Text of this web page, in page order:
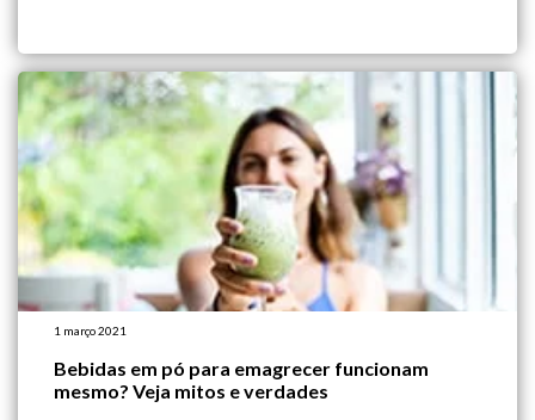
1 março 2021
Bebidas em pó para emagrecer funcionam
mesmo? Veja mitos e verdades